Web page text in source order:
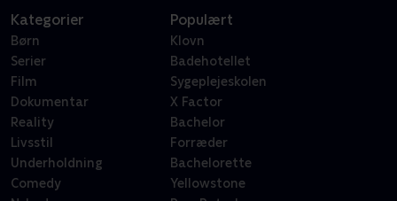
Kategorier
Børn
Serier
Film
Dokumentar
Reality
Livsstil
Underholdning
Comedy
Populært
Klovn
Badehotellet
Sygeplejeskolen
X Factor
Bachelor
Forræder
Bachelorette
Yellowstone